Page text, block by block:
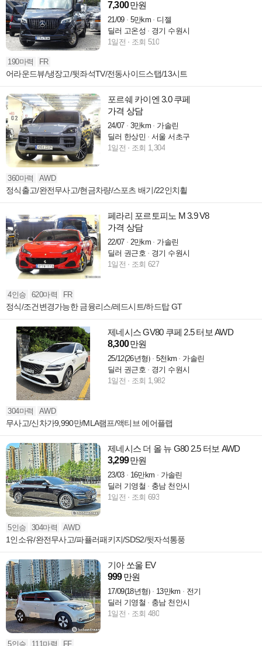
7,300만원
21/09 5만km
디젤
딜러 고온성
경기 수원시
1일전
조회 510
190마력 FR
어라운드뷰/냉장고/뒷좌석TV/전동사이드스탭/13시트
포르쉐 카이엔 3.0 쿠페
가격 상담
24/07 3만km
가솔린
딜러 한상민
서울 서초구
1일전
조회 1,304
360마력 AWD
정식출고/완전무사고/현금차량/스포츠 배기/22인치휠
페라리 포르토피노 M 3.9 V8
가격 상담
22/07 2만km
가솔린
딜러 권근호
경기 수원시
1일전
조회 627
4인승 620마력 FR
정식/조건변경가능한 금융리스/레드시트/하드탑 GT
제네시스 GV80 쿠페 2.5 터보 AWD
8,300만원
25/12(26년형) 5천km
가솔린
딜러 권근호
경기 수원시
1일전
조회 1,982
304마력 AWD
무사고/신차가9,990만/MLA램프/액티브 에어플랩
제네시스 더 올 뉴 G80 2.5 터보 AWD
3,299만원
23/03 16만km
가솔린
딜러 기영철
충남 천안시
1일전
조회 693
5인승 304마력 AWD
1인소유/완전무사고/파퓰러패키지/SDS2/뒷자석통풍
기아 쏘울 EV
999만원
17/09(18년형) 13만km
전기
딜러 기영철
충남 천안시
1일전
조회 480
5인승 111마력 FF